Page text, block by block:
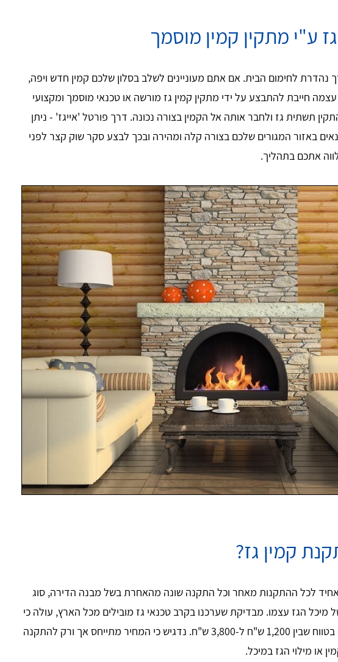
ע"י מתקין קמין מוסמך
נהדרת לחימום הבית. אם אתם מעוניינים לשלב בסלון שלכם קמין חדש ויפה,
חייבת להתבצע על ידי מתקין קמין גז מורשה או טכנאי מוסמך ומקצועי
תשתית גז ולחבר אותה אל הקמין בצורה נכונה. דרך פורטל 'אייגז' - ניתן
באזור המגורים שלכם בצורה קלה ומהירה ובכך לבצע סקר שוק קצר לפני
אתכם בתהליך.
קמין גז?
לכל ההתקנות מאחר וכל התקנה שונה מהאחרת בשל מבנה הדירה, סוג
מיכל הגז עצמו. מבדיקת שערכנו בקרב טכנאי גז מובילים מכל הארץ, עולה כי
המחיר נע ברוב המקרים בטווח שבין 1,200 ש"ח ל-3,800 ש"ח. נדגיש כי המחיר מתייחס אך ורק להתקנה
או מילוי הגז במיכל.
Lior Rubin
הייתה לי להבה נמוכה וחזר אליי טכנאי גז מהאתר הזה. הוא
אמר לי שלא בהכרח אני צריך טכנאי ויכול להיות שחברת
הגז תפתור לי את הבעיה. היה ממש הוגן.
Aharon
בכל הדרישות נמתין
דעת סופית